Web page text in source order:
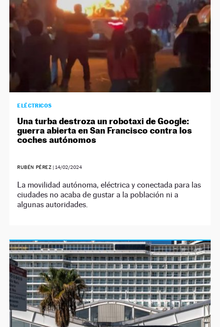
ELÉCTRICOS
Una turba destroza un robotaxi de Google:
guerra abierta en San Francisco contra los
coches autónomos
RUBÉN PÉREZ | 14/02/2024
La movilidad autónoma, eléctrica y conectada para las
ciudades no acaba de gustar a la población ni a
algunas autoridades.